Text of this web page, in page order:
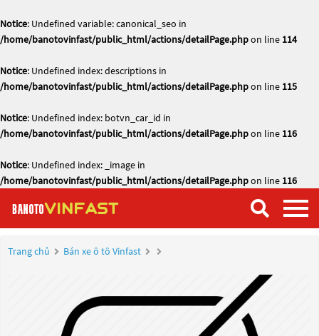
Notice: Undefined variable: canonical_seo in
/home/banotovinfast/public_html/actions/detailPage.phpon line 114
Notice: Undefined index: descriptions in
/home/banotovinfast/public_html/actions/detailPage.phpon line 115
Notice: Undefined index: botvn_car_id in
/home/banotovinfast/public_html/actions/detailPage.phpon line 116
Notice: Undefined index: _image in
/home/banotovinfast/public_html/actions/detailPage.phpon line 116
Trang chủ Bán xe ô tô Vinfast